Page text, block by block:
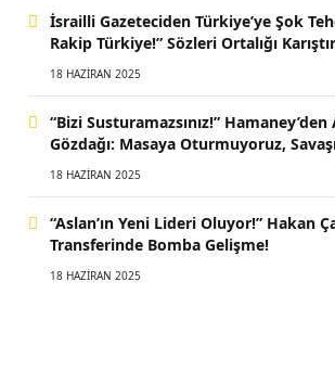
İsrailli Gazeteciden Türkiye’ye Şok
Rakip Türkiye!” Sözleri Ortalığı
18 HAZIRAN 2025
“Bizi Susturamazsınız!” Hamaney’den
Gözdağı: Masaya Oturmuyoruz,
18 HAZIRAN 2025
“Aslan’ın Yeni Lideri Oluyor!” Hakan
Transferinde Bomba Gelişme!
18 HAZIRAN 2025